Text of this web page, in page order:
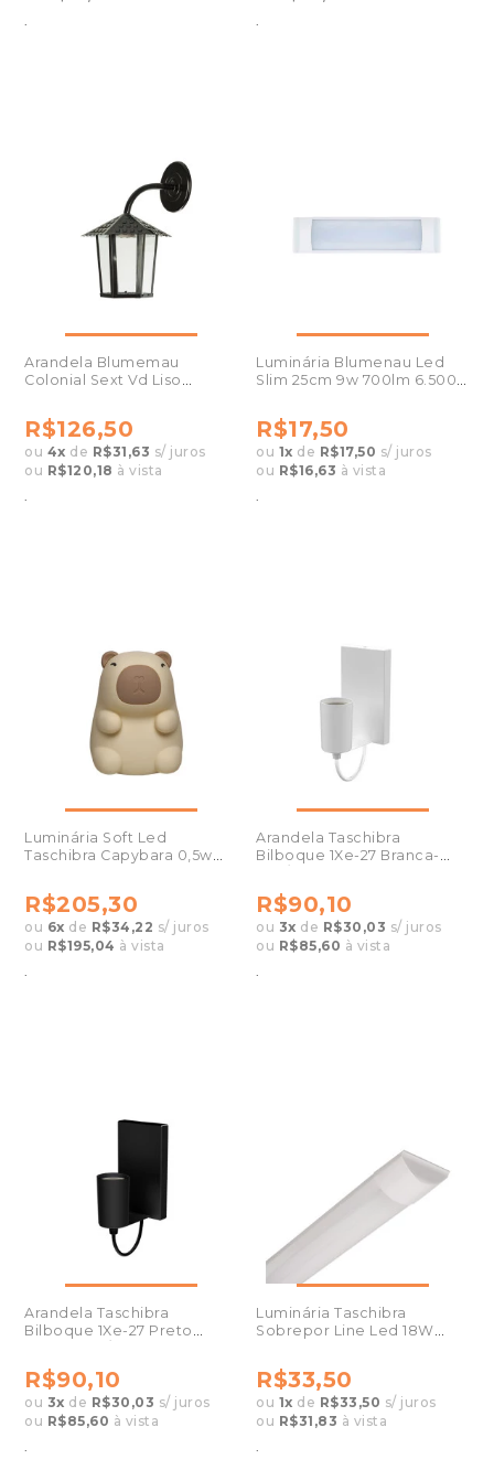
.
.
Arandela Blumemau
Colonial Sext Vd Liso
R$126,50
ou 4x de R$31,63 s/ juros
ou R$120,18 à vista
.
Luminária Blumenau Led
Slim 25cm 9w 700lm 6.500k
R$17,50
ou 1x de R$17,50 s/ juros
ou R$16,63 à vista
.
Luminária Soft Led
Taschibra Capybara 0,5w
R$205,30
ou 6x de R$34,22 s/ juros
ou R$195,04 à vista
.
Arandela Taschibra
Bilboque 1Xe-27 Branca-
R$90,10
ou 3x de R$30,03 s/ juros
ou R$85,60 à vista
.
Arandela Taschibra
Bilboque 1Xe-27 Preto
R$90,10
ou 3x de R$30,03 s/ juros
ou R$85,60 à vista
.
Luminária Taschibra
Sobrepor Line Led 18W
R$33,50
ou 1x de R$33,50 s/ juros
ou R$31,83 à vista
.